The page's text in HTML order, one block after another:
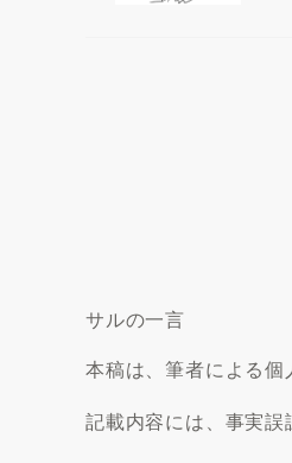
サルの一言
本稿は、筆者による個
記載内容には、事実誤